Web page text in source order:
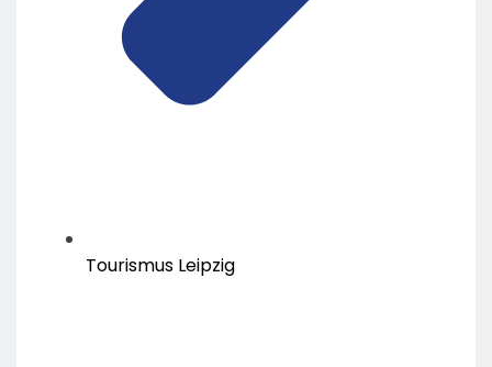
Tourismus Leipzig